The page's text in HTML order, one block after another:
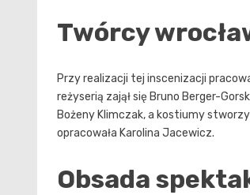
Twórcy
Przy realizacji tej inscenizacji
reżyserią zajął się Bruno Berger-
Bożeny Klimczak, a kostiumy
opracowała Karolina Jacewicz.
Obsada